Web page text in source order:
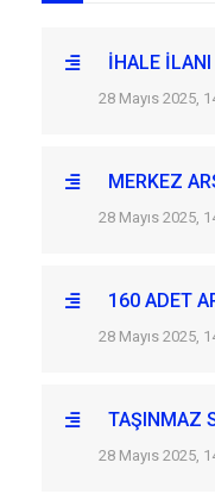
İHALE
28 Mayıs 2025,
MERKEZ
28 Mayıs 2025,
160 ADET
28 Mayıs 2025,
TAŞINMAZ
28 Mayıs 2025,